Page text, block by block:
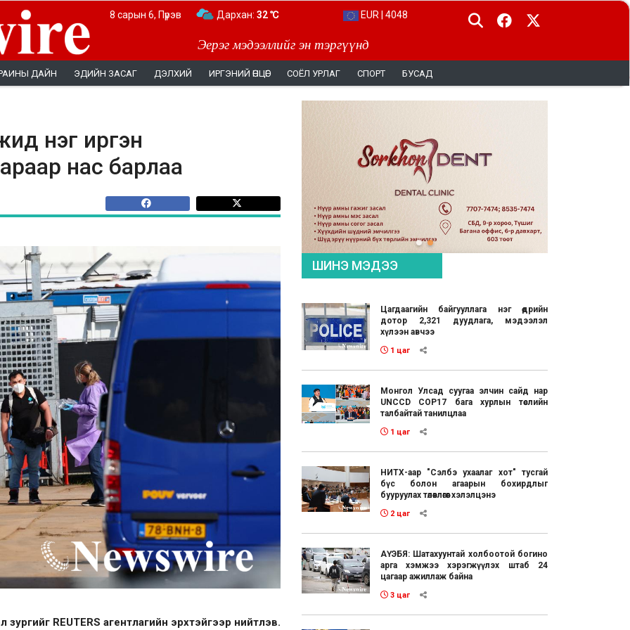
Эерэг мэдээллийг эн тэргүүнд
8 сарын 6, Пүрэв Дархан: 32 ℃ EUR | 4048
ДАЙН ЭДИЙН ЗАСАГ ДЭЛХИЙ ИРГЭНИЙ ӨНЦӨГ СОЁЛ УРЛАГ СПОРТ БУСАД
нэг иргэн
нас барлаа
зургийг REUTERS агентлагийн эрхтэйгээр нийтлэв.
ШИНЭ МЭДЭЭ
Цагдаагийн байгууллага нэг өдрийн
дотор 2,321 дуудлага, мэдээлэл
хүлээн авчээ
1 цаг
Монгол Улсад суугаа элчин сайд нар
UNCCD COP17 бага хурлын төслийн
талбайтай танилцлаа
1 цаг
НИТХ-аар "Сэлбэ ухаалаг хот" тусгай
бүс болон агаарын бохирдлыг
бууруулах төлөвлөгөөг хэлэлцэнэ
2 цаг
АҮЭБЯ: Шатахуунтай холбоотой богино
арга хэмжээ хэрэгжүүлэх штаб 24
цагаар ажиллаж байна
3 цаг